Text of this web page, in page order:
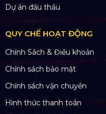
Dự án đấu thầu
QUY CHẾ HOẠT ĐỘNG
Chính Sách & Điều khoản
Chính sách bảo mật
Chính sách vận chuyển
Hình thức thanh toán